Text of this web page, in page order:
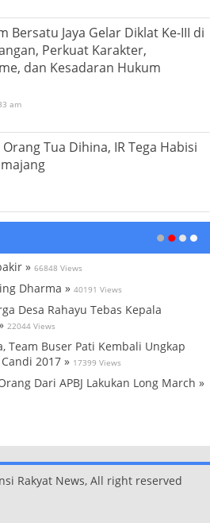
Bersatu Jaya Gelar Diklat Ke-III di
Perkuat Karakter,
dan Kesadaran Hukum
am
Tua Dihina, IR Tega Habisi
» 66848 Views
Dharma » 40191 Views
Desa Rahayu Tebas Kepala
22044 Views
Team Buser Pati Kembali Ungkap
2017 » 17399 Views
Dari APBJ Lakukan Long March »
Rakyat News, All right reserved